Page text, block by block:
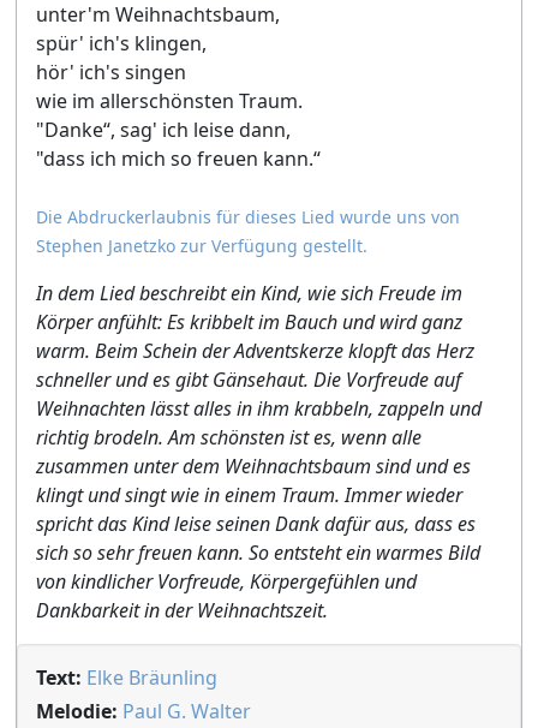
unter'm Weihnachtsbaum,
spür' ich's klingen,
hör' ich's singen
wie im allerschönsten Traum.
"Danke“, sag' ich leise dann,
"dass ich mich so freuen kann.“
Die Abdruckerlaubnis für dieses Lied wurde uns von
Stephen Janetzko zur Verfügung gestellt.
In dem Lied beschreibt ein Kind, wie sich Freude im
Körper anfühlt: Es kribbelt im Bauch und wird ganz
warm. Beim Schein der Adventskerze klopft das Herz
schneller und es gibt Gänsehaut. Die Vorfreude auf
Weihnachten lässt alles in ihm krabbeln, zappeln und
richtig brodeln. Am schönsten ist es, wenn alle
zusammen unter dem Weihnachtsbaum sind und es
klingt und singt wie in einem Traum. Immer wieder
spricht das Kind leise seinen Dank dafür aus, dass es
sich so sehr freuen kann. So entsteht ein warmes Bild
von kindlicher Vorfreude, Körpergefühlen und
Dankbarkeit in der Weihnachtszeit.
Text: Elke Bräunling
Melodie: Paul G. Walter